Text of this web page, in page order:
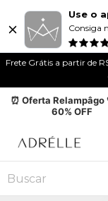
Use o
Consiga
Frete Grátis a partir de
⏰ Oferta Relampâgo
60% OFF